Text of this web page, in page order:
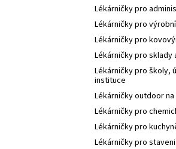
Lékárničky pro
Lékárničky pro
Lékárničky pro
Lékárničky pro sklady
Lékárničky pro školy,
instituce
Lékárničky outdoor
Lékárničky pro
Lékárničky pro
Lékárničky pro